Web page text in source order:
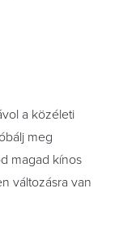
a közéleti
meg
magad kínos
változásra van